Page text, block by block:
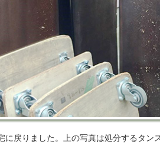
に戻りました。上の写真は処分するタン